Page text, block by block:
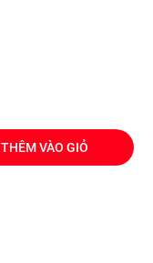
THÊM VÀO GIỎ